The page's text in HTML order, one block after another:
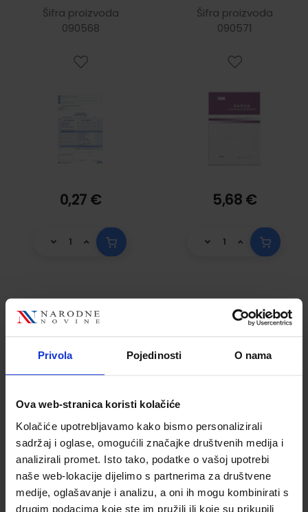
Privola Pojedinosti O nama
Ova web-stranica koristi kolačiće
Kolačiće upotrebljavamo kako bismo personalizirali
sadržaj i oglase, omogućili značajke društvenih medija i
analizirali promet. Isto tako, podatke o vašoj upotrebi
naše web-lokacije dijelimo s partnerima za društvene
medije, oglašavanje i analizu, a oni ih mogu kombinirati s
drugim podacima koje ste im pružili ili koje su prikupili
lista, 21 x 29,7 cm
Šifra proizvoda
090568
0,27 €
(BEZGOTOVINSKI);
Blok 3 x 25 listova,
Šifra proizvoda
090571
5,68 €
IX-354/05
EVIDENCIJA O
TRAŽBINAMA I
Knjiga 100
cm
IX-357/23 PRIJAVA
POREZA NA
DOHODAK